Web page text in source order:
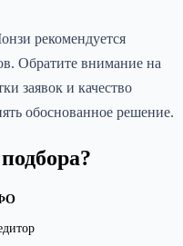
рекомендуется
Обратите внимание на
заявок и качество
обоснованное решение.